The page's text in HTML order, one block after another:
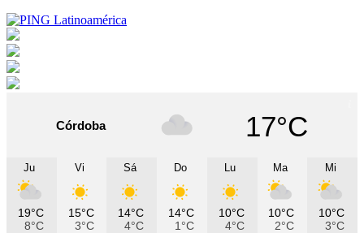
Córdoba 17°C
Ju
19°C
8°C
Vi
15°C
3°C
Sá
14°C
4°C
Do
14°C
1°C
Lu
10°C
4°C
Ma
10°C
2°C
Mi
10°C
3°C